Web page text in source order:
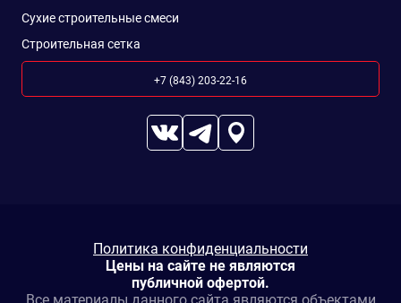
Сухие строительные смеси
Строительная сетка
+7 (843) 203-22-16
Цены на сайте не являются
публичной офертой.
Политика конфиденциальности